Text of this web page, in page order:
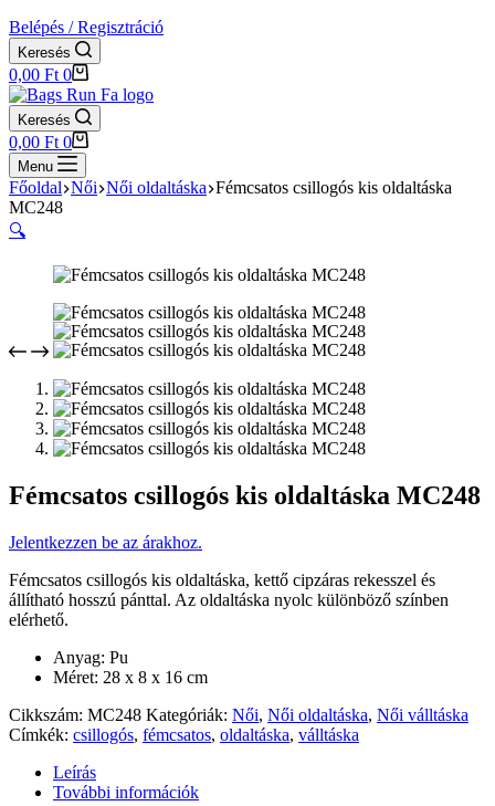
Belépés / Regisztráció
Keresés
Shopping
cart
0,00 Ft 0
Keresés
Shopping
cart
0,00 Ft 0
Menu
Főoldal Női Női oldaltáska Fémcsatos csillogós kis oldaltáska
MC248
🔍
Fémcsatos csillogós kis oldaltáska MC248
Jelentkezzen be az árakhoz.
Fémcsatos csillogós kis oldaltáska, kettő cipzáras rekesszel és
állítható hosszú pánttal. Az oldaltáska nyolc különböző színben
elérhető.
Anyag: Pu
Méret: 28 x 8 x 16 cm
Cikkszám: MC248 Kategóriák: Női, Női oldaltáska, Női válltáska
Címkék: csillogós, fémcsatos, oldaltáska, válltáska
Leírás
További információk